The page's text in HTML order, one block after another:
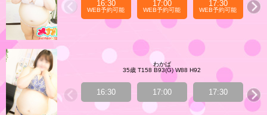
16:30
WEB予約可能
17:00
WEB予約可能
17:30
WEB予約可能
わかば
35歳 T158 B93(G) W88 H92
16:30 17:00 17:30